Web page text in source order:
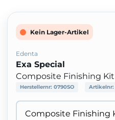
Kein Lager-Artikel
Edenta
Exa Special
Composite Finishing Kit
Herstellernr: 0790SO Artikelnr: